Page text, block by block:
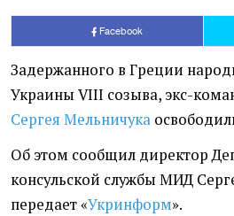
Facebook
Задержанного в Греции
Украины VIII созыва, экс-
Сергея Мельничука
Об этом сообщил директор
консульской службы МИД
передает«Укринформ».